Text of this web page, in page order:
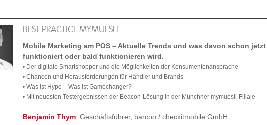
BEST PRACTICE MYMUESLI
Mobile Marketing am POS – Aktuelle Trends und was davon schon jetzt
funktioniert oder bald funktionieren wird.
• Der digitale Smartshopper und die Möglichkeiten der Konsumentenansprache
• Chancen und Herausforderungen für Händler und Brands
• Was ist Hype – Was ist Gamechanger?
• Mit neuesten Testergebnissen der Beacon-Lösung in der Münchner mymuesli-Filiale
Benjamin Thym , Geschäftsführer, barcoo / checkitmobile GmbH